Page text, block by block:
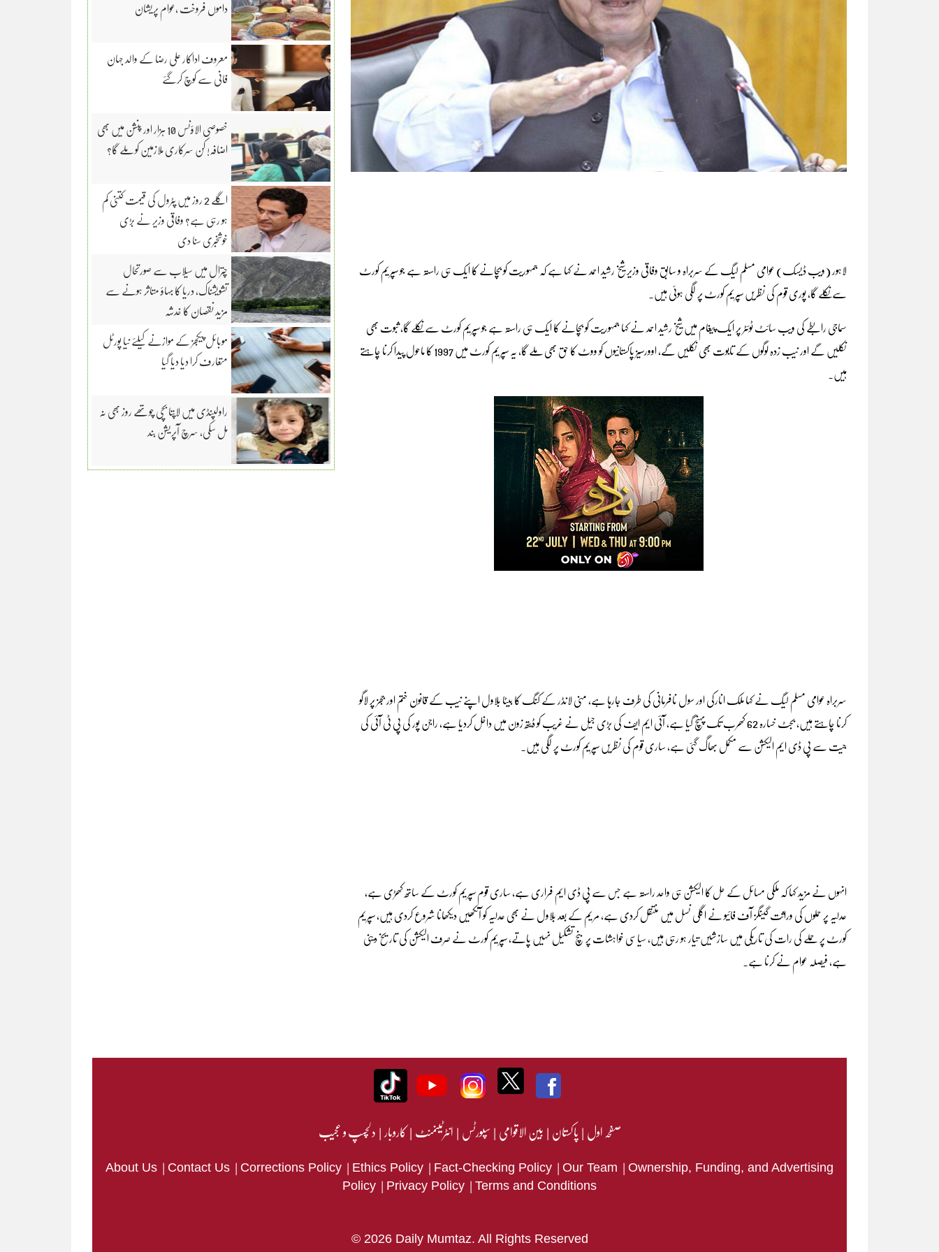
لاہور (ویب ڈیسک) عوامی مسلم لیگ کے سربراہ و سابق وفاقی وزیر شیخ رشید احمد نے کہا ہے کہ جمہوریت کو بچانے کا ایک ہی راستہ ہے جو سپریم کورٹ
سے نکلے گا، پوری قوم کی نظریں سپریم کورٹ پر لگی ہوئی ہیں۔
سماجی رابطے کی ویب سائٹ ٹوئٹر پر ایک پیغام میں شیخ رشید احمد نے کہا جمہوریت کو بچانے کا ایک ہی راستہ ہے جو سپریم کورٹ سے نکلے گا، ثبوت بھی
نکلیں گے اور نیب زدہ لوگوں کے تابوت بھی نکلیں گے، اوورسیز پاکستانیوں کو ووٹ کا حق بھی ملے گا، یہ سپریم کورٹ میں 1997 کا ماحول پیدا کرنا چاہتے
ہیں۔
سربراہ عوامی مسلم لیگ نے کہا ملک انارکی اور سول نافرمانی کی طرف جارہا ہے، منی لانڈر کے کنگ کا بیٹا بلاول اپنے نیب کے قانون ختم اور ججز پر لاگو
کرنا چاہتے ہیں، بجٹ خسارہ 62 کھرب تک پہنچ گیا ہے، آئی ایم ایف کی بڑی جیل نے غریب کو ڈیتھ زون میں داخل کردیا ہے، راجن پور کی پی ٹی آئی کی
جیت سے پی ڈی ایم الیکشن سے مکمل بھاگ گئی ہے، ساری قوم کی نظریں سپریم کورٹ پر لگی ہیں۔
انہوں نے مزید کہا کہ ملکی مسائل کے حل کا الیکشن ہی واحد راستہ ہے جس سے پی ڈی ایم فراری ہے، ساری قوم سپریم کورٹ کے ساتھ کھڑی ہے،
عدلیہ پر حملوں کی وراثت گینگز آف فائیو نے اگلی نسل میں منتقل کردی ہے، مریم کے بعد بلاول نے بھی عدلیہ کو آنکھیں دیکھانا شروع کردی ہیں، سپریم
کورٹ پر حملے کی رات کی تاریکی میں سازشیں تیار ہو رہی ہیں، سیاسی خواہشات پر بنچ تشکیل نہیں پاتے، سپریم کورٹ نے صرف الیکشن کی تاریخ دینی
ہے، فیصلہ عوام نے کرنا ہے۔
داموں فروخت ،عوام پریشان
معروف اداکار علی رضا کے والد جہان
فانی سے کوچ کرگئے
خصوصی الاؤنس 10 ہزار اور پنشن میں بھی
اضافہ! کن سرکاری ملازمین کو ملے گا؟
اگلے 2 روز میں پٹرول کی قیمت کتنی کم
ہو رہی ہے؟ وفاقی وزیر نے بڑی
خوشخبری سنا دی
چترال میں سیلاب سے صورتحال
تشویشناک، دریا کا بہاؤ متاثر ہونے سے
مزید نقصان کا خدشہ
موبائل پیکجز کے موازنے کیلئے نیا پورٹل
متعارف کرا دیا دیا گیا
راولپنڈی میں لاپتا بچی چوتھے روز بھی نہ
مل سکی، سرچ آپریشن بند
صفحہ اول|پاکستان|بین الاقوامی|سپورٹس|انٹرٹینمنٹ|کاروبار|دلچسپ و عجیب
About Us | Contact Us | Corrections Policy | Ethics Policy | Fact-Checking Policy | Our Team | Ownership, Funding, and Advertising
Policy | Privacy Policy | Terms and Conditions
© 2026 Daily Mumtaz. All Rights Reserved